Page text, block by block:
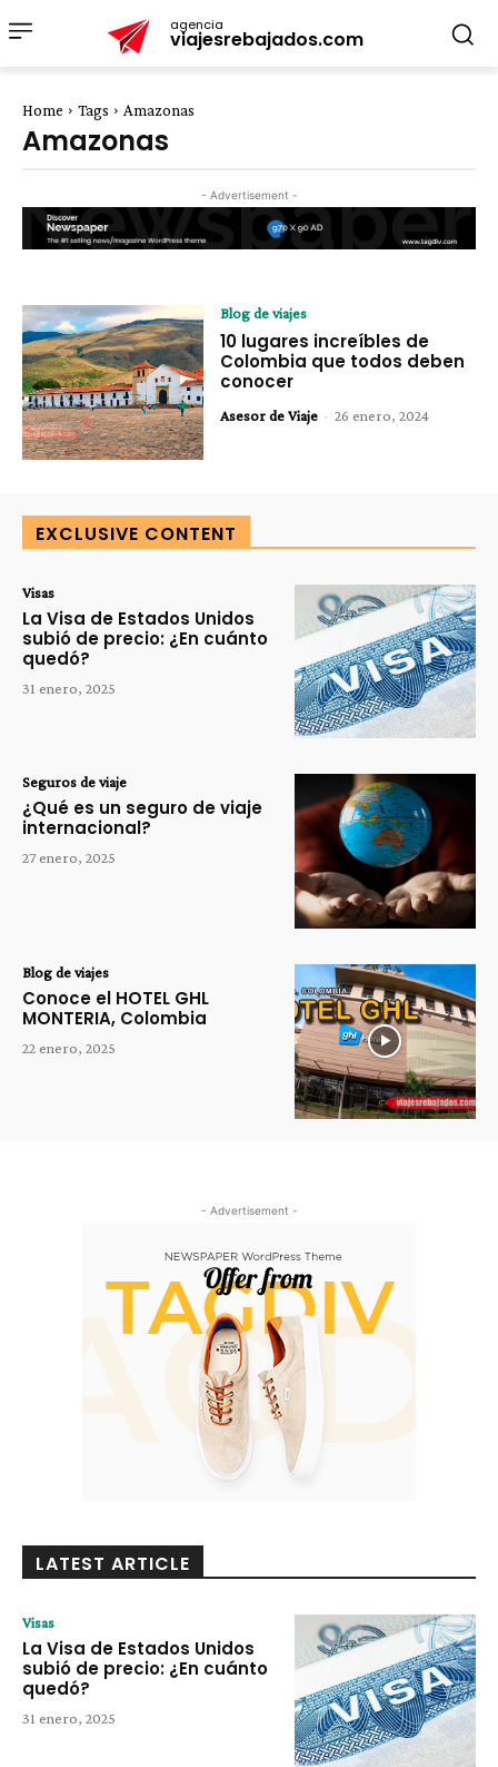
agencia
viajesrebajados.com
Home Tags Amazonas
Amazonas
- Advertisement -
Blog de viajes
10 lugares increíbles de
Colombia que todos deben
conocer
Asesor de Viaje - 26 enero, 2024
EXCLUSIVE CONTENT
Visas
La Visa de Estados Unidos
subió de precio: ¿En cuánto
quedó?
31 enero, 2025
Seguros de viaje
¿Qué es un seguro de viaje
internacional?
27 enero, 2025
Blog de viajes
Conoce el HOTEL GHL
MONTERIA, Colombia
22 enero, 2025
- Advertisement -
LATEST ARTICLE
Visas
La Visa de Estados Unidos
subió de precio: ¿En cuánto
quedó?
31 enero, 2025